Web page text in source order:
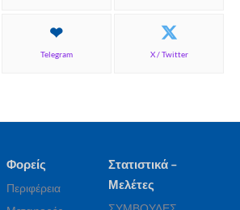
Telegram X / Twitter
Φορείς
Περιφέρεια
Στατιστικά –
Μελέτες